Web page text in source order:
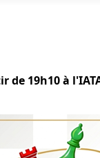
de 19h10 à